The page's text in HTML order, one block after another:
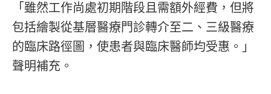
「雖然工作尚處初期階段且需額外經費，但將
包括繪製從基層醫療門診轉介至二、三級醫療
的臨床路徑圖，使患者與臨床醫師均受惠。」
聲明補充。